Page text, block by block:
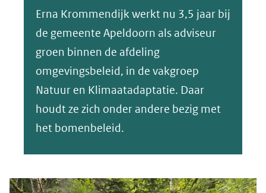
Erna Krommendijk werkt nu 3,5 jaar bij
de gemeente Apeldoorn als adviseur
groen binnen de afdeling
omgevingsbeleid, in de vakgroep
Natuur en Klimaatadaptatie. Daar
houdt ze zich onder andere bezig met
het bomenbeleid.